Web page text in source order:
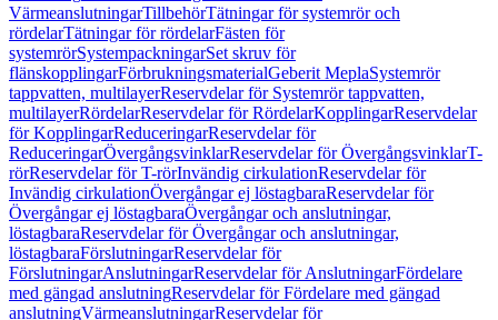
VärmeanslutningarTillbehörTätningar för systemrör och
rördelarTätningar för rördelarFästen för
systemrörSystempackningarSet skruv för
flänskopplingarFörbrukningsmaterialGeberit MeplaSystemrör
tappvatten, multilayerReservdelar för Systemrör tappvatten,
multilayerRördelarReservdelar för RördelarKopplingarReservdelar
för KopplingarReduceringarReservdelar för
ReduceringarÖvergångsvinklarReservdelar för ÖvergångsvinklarT-
rörReservdelar för T-rörInvändig cirkulationReservdelar för
Invändig cirkulationÖvergångar ej löstagbaraReservdelar för
Övergångar ej löstagbaraÖvergångar och anslutningar,
löstagbaraReservdelar för Övergångar och anslutningar,
löstagbaraFörslutningarReservdelar för
FörslutningarAnslutningarReservdelar för AnslutningarFördelare
med gängad anslutningReservdelar för Fördelare med gängad
anslutningVärmeanslutningarReservdelar för